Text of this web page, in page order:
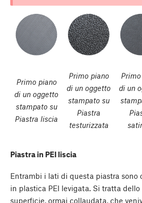
Primo piano
di un oggetto
stampato su
Piastra liscia
Primo piano
di un oggetto
stampato su
Piastra
testurizzata
di un
Piastra in PEI liscia
Entrambi i lati di questa piastra sono
in plastica PEI levigata. Si tratta dello
superficie, ormai collaudata, che